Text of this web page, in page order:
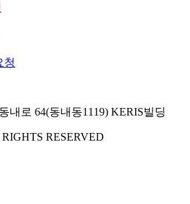
청
내로 64(동내동1119) KERIS빌딩
RESERVED